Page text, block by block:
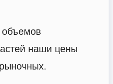
объемов
наши цены